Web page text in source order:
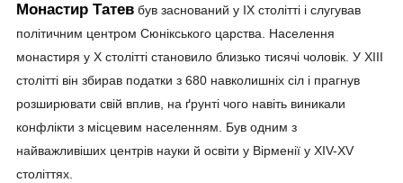
Монастир Татев був заснований у IX столітті і слугував
політичним центром Сюнікського царства. Населення
монастиря у X столітті становило близько тисячі чоловік. У XIII
столітті він збирав податки з 680 навколишніх сіл і прагнув
розширювати свій вплив, на ґрунті чого навіть виникали
конфлікти з місцевим населенням. Був одним з
найважливіших центрів науки й освіти у Вірменії у XIV-XV
століттях.